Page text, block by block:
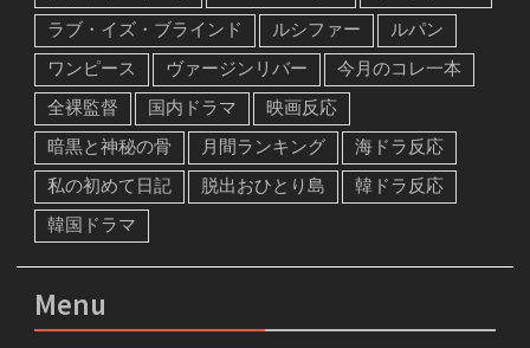
ラブ・イズ・ブラインド
ルシファー
ルパン
ワンピース
ヴァージンリバー
今月のコレ一本
全裸監督
国内ドラマ
映画反応
暗黒と神秘の骨
月間ランキング
海ドラ反応
私の初めて日記
脱出おひとり島
韓ドラ反応
韓国ドラマ
Menu